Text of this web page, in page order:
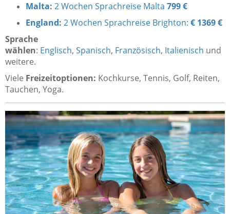
Malta: 2 Wochen Sprachreise Malta 799 €
England: 2 Wochen Sprachreise Brighton: € 1369 €
Sprache
wählen: Englisch, Spanisch, Französisch, Italienisch und
weitere.
Viele Freizeitoptionen: Kochkurse, Tennis, Golf, Reiten,
Tauchen, Yoga.